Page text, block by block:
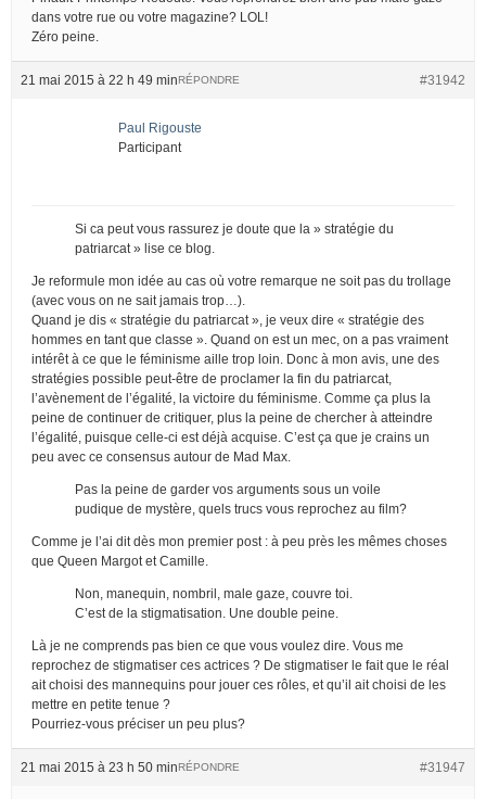
dans votre rue ou votre magazine? LOL!
Zéro peine.
21 mai 2015 à 22 h 49 min #31942
RÉPONDRE
Paul Rigouste
Participant
Si ca peut vous rassurez je doute que la » stratégie du
patriarcat » lise ce blog.
Je reformule mon idée au cas où votre remarque ne soit pas du trollage
(avec vous on ne sait jamais trop…).
Quand je dis « stratégie du patriarcat », je veux dire « stratégie des
hommes en tant que classe ». Quand on est un mec, on a pas vraiment
intérêt à ce que le féminisme aille trop loin. Donc à mon avis, une des
stratégies possible peut-être de proclamer la fin du patriarcat,
l’avènement de l’égalité, la victoire du féminisme. Comme ça plus la
peine de continuer de critiquer, plus la peine de chercher à atteindre
l’égalité, puisque celle-ci est déjà acquise. C’est ça que je crains un
peu avec ce consensus autour de Mad Max.
Pas la peine de garder vos arguments sous un voile
pudique de mystère, quels trucs vous reprochez au film?
Comme je l’ai dit dès mon premier post : à peu près les mêmes choses
que Queen Margot et Camille.
Non, manequin, nombril, male gaze, couvre toi.
C’est de la stigmatisation. Une double peine.
Là je ne comprends pas bien ce que vous voulez dire. Vous me
reprochez de stigmatiser ces actrices ? De stigmatiser le fait que le réal
ait choisi des mannequins pour jouer ces rôles, et qu’il ait choisi de les
mettre en petite tenue ?
Pourriez-vous préciser un peu plus?
21 mai 2015 à 23 h 50 min #31947
RÉPONDRE